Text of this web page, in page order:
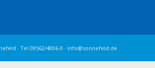
· Tel 09562/4006-0 · info@sonnefeld.de